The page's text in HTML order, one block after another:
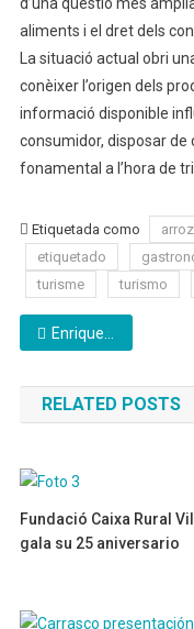
aliments i el dret dels
La situació actual obri
conèixer l’origen dels
informació disponible
consumidor, disposar
fonamental a l’hora de
Etiquetada como arroz
etiquetado
turisme
turismo
Navegación
de
entradas
Enrique Cortés director de Cáritas Vila-real «Orientació laboral i vivenda son les noves necessitats»
RELATED POSTS
Fundació Caixa Rural
gala su 25 aniversario